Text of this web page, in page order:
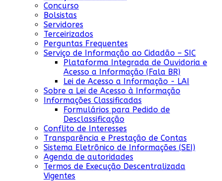
Concurso
Bolsistas
Servidores
Terceirizados
Perguntas Frequentes
Serviço de Informação ao Cidadão – SIC
Plataforma Integrada de Ouvidoria e
Acesso a Informação (Fala BR)
Lei de Acesso a Informação - LAI
Sobre a Lei de Acesso à Informação
Informações Classificadas
Formulários para Pedido de
Desclassificação
Conflito de Interesses
Transparência e Prestação de Contas
Sistema Eletrônico de Informações (SEI)
Agenda de autoridades
Termos de Execução Descentralizada
Vigentes